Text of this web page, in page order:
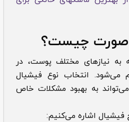
صورت چیست؟
به نیازهای مختلف پوست، در
می‌شود. انتخاب نوع فیشیال
به بهبود مشکلات خاص
فیشیال اشاره می‌کنیم: